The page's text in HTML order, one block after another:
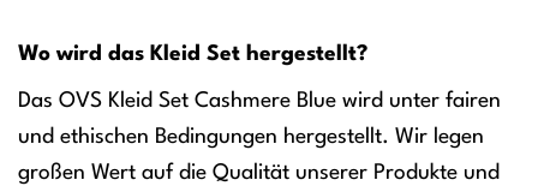
Wo wird das Kleid Set hergestellt?
Das OVS Kleid Set Cashmere Blue wird unter fairen
und ethischen Bedingungen hergestellt. Wir legen
großen Wert auf die Qualität unserer Produkte und